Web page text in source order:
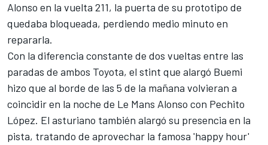
Alonso en la vuelta 211, la puerta de su prototipo de
quedaba bloqueada, perdiendo medio minuto en
repararla.
Con la diferencia constante de dos vueltas entre las
paradas de ambos Toyota, el stint que alargó Buemi
hizo que al borde de las 5 de la mañana volvieran a
coincidir en la noche de Le Mans Alonso con Pechito
López. El asturiano también alargó su presencia en la
pista, tratando de aprovechar la famosa 'happy hour'